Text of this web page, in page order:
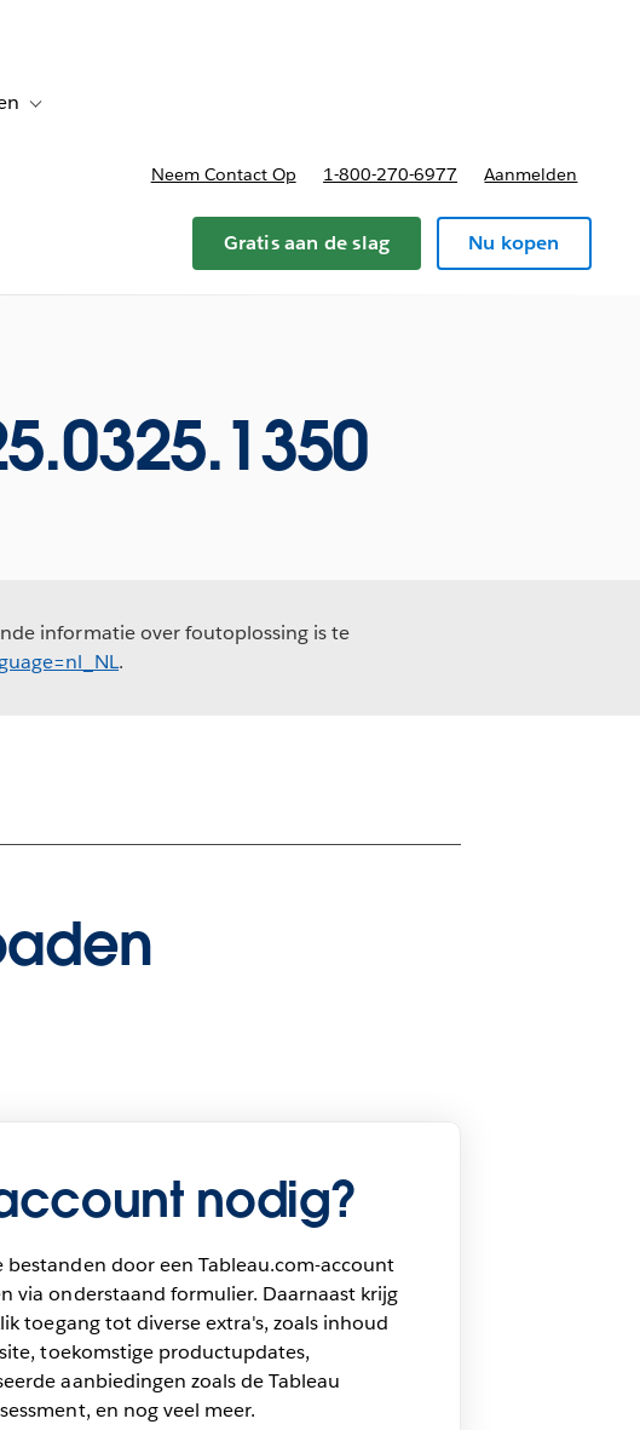
Toggle sub-navigation for Plannen en prijzen
Neem Contact Op 1-800-270-6977 Aanmelden
Gratis aan de slag Nu kopen
informatie over foutoplossing is te
.
nodig?
bestanden door een Tableau.com-account
via onderstaand formulier. Daarnaast krijg
toegang tot diverse extra's, zoals inhoud
toekomstige productupdates,
aanbiedingen zoals de Tableau
en nog veel meer.